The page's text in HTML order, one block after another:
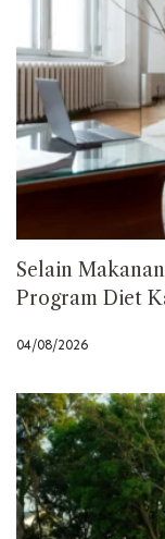
Selain
Program Diet
04/08/2026